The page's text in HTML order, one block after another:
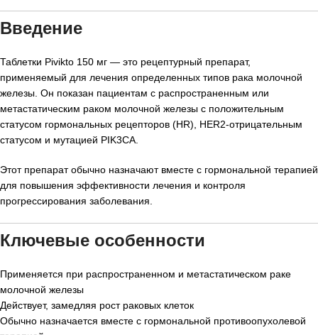
Введение
Таблетки Pivikto 150 мг — это рецептурный препарат,
применяемый для лечения определенных типов рака молочной
железы . Он показан пациентам с распространенным или
метастатическим раком молочной железы с положительным
статусом гормональных рецепторов (HR), HER2-отрицательным
статусом и мутацией PIK3CA.
Этот препарат обычно назначают вместе с гормональной терапией
для повышения эффективности лечения и контроля
прогрессирования заболевания.
Ключевые особенности
Применяется при распространенном и метастатическом раке
молочной железы
Действует, замедляя рост раковых клеток
Обычно назначается вместе с гормональной противоопухолевой